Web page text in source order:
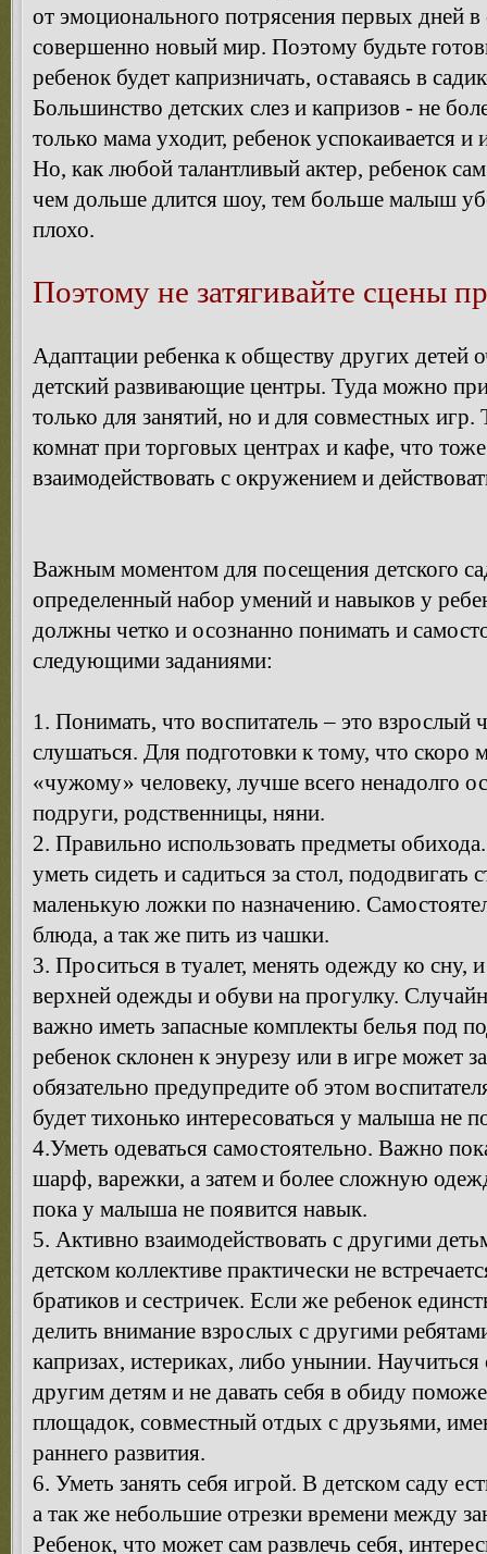
от эмоционального потрясения первых дней
совершенно новый мир. Поэтому будьте
ребенок будет капризничать, оставаясь в
Большинство детских слез и капризов - не
только мама уходит, ребенок успокаивается и
Но, как любой талантливый актер, ребенок
чем дольше длится шоу, тем больше малыш
плохо.
Поэтому не затягивайте сцены
Адаптации ребенка к обществу других детей
детский развивающие центры. Туда можно
только для занятий, но и для совместных
комнат при торговых центрах и кафе, что
взаимодействовать с окружением и
Важным моментом для посещения детского
определенный набор умений и навыков у
должны четко и осознанно понимать и
следующими заданиями:
1. Понимать, что воспитатель – это взрослый
слушаться. Для подготовки к тому, что скоро
«чужому» человеку, лучше всего ненадолго
подруги, родственницы, няни.
2. Правильно использовать предметы
уметь сидеть и садиться за стол,
маленькую ложки по назначению.
блюда, а так же пить из чашки.
3. Проситься в туалет, менять одежду ко сну,
верхней одежды и обуви на прогулку.
важно иметь запасные комплекты белья под
ребенок склонен к энурезу или в игре может
обязательно предупредите об этом
будет тихонько интересоваться у малыша не
4.Уметь одеваться самостоятельно. Важно
шарф, варежки, а затем и более сложную
пока у малыша не появится навык.
5. Активно взаимодействовать с другими
детском коллективе практически не
братиков и сестричек. Если же ребенок
делить внимание взрослых с другими
капризах, истериках, либо унынии.
другим детям и не давать себя в обиду
площадок, совместный отдых с друзьями,
раннего развития.
6. Уметь занять себя игрой. В детском саду
а так же небольшие отрезки времени между
Ребенок, что может сам развлечь себя,